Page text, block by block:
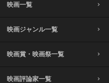
映画一覧
映画ジャンル一覧
映画賞・映画祭一覧
映画評論家一覧